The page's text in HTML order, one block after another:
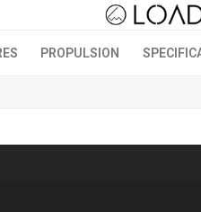
PROPULSION